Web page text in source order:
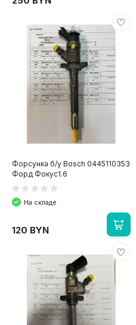
Форсунка б/у Bosch 0445110353
Форд Фокус1.6
На складе
120 BYN